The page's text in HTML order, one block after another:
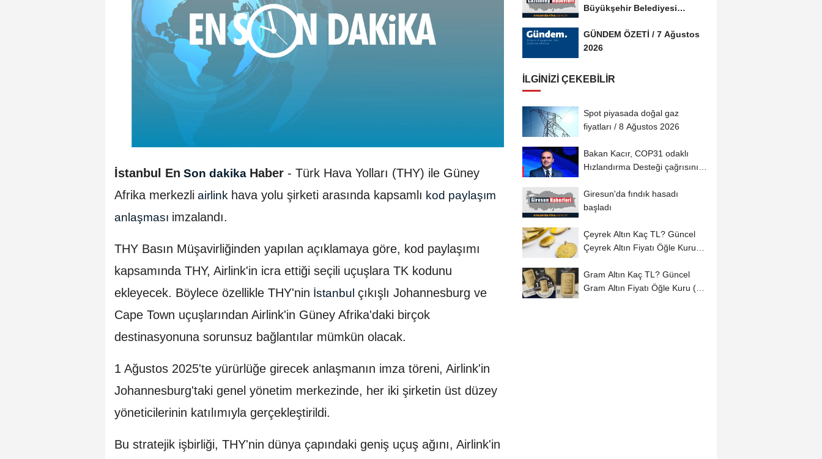
İstanbul En Son dakika Haber - Türk Hava Yolları (THY) ile Güney
Afrika merkezli airlink hava yolu şirketi arasında kapsamlı kod paylaşım
anlaşması imzalandı.
THY Basın Müşavirliğinden yapılan açıklamaya göre, kod paylaşımı
kapsamında THY, Airlink'in icra ettiği seçili uçuşlara TK kodunu
ekleyecek. Böylece özellikle THY'nin İstanbul çıkışlı Johannesburg ve
Cape Town uçuşlarından Airlink'in Güney Afrika'daki birçok
destinasyonuna sorunsuz bağlantılar mümkün olacak.
1 Ağustos 2025'te yürürlüğe girecek anlaşmanın imza töreni, Airlink'in
Johannesburg'taki genel yönetim merkezinde, her iki şirketin üst düzey
yöneticilerinin katılımıyla gerçekleştirildi.
Bu stratejik işbirliği, THY'nin dünya çapındaki geniş uçuş ağını, Airlink'in
Büyükşehir Belediyesi
GÜNDEM ÖZETİ / 7 Ağustos
2026
İLGINIZI ÇEKEBILIR
Spot piyasada doğal gaz
fiyatları / 8 Ağustos 2026
Bakan Kacır, COP31 odaklı
Hızlandırma Desteği çağrısını
Giresun'da fındık hasadı
başladı
Çeyrek Altın Kaç TL? Güncel
Çeyrek Altın Fiyatı Öğle Kuru
Gram Altın Kaç TL? Güncel
Gram Altın Fiyatı Öğle Kuru (08